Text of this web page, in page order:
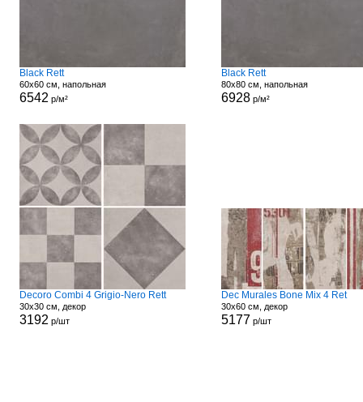
Black Rett
60x60 см, напольная
6542 р/м²
Black Rett
80x80 см, напольная
6928р/м²
Decoro Combi 4 Grigio-Nero Rett
30x30 см, декор
3192 р/шт
Dec Murales Bone Mix 4 Ret
30x60 см, декор
5177 р/шт